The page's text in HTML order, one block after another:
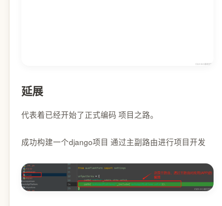
延展
代表着已经开始了正式编码 项目之路。
成功构建一个django项目 通过主副路由进行项目开发